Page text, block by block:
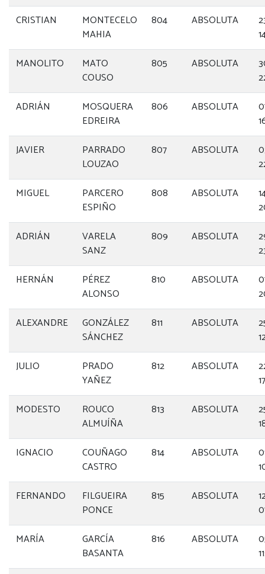
CRISTIAN
MONTECELO
MAHIA
804 ABSOLUTA
MANOLITO
MATO
COUSO
805 ABSOLUTA
ADRIÁN
MOSQUERA
EDREIRA
806 ABSOLUTA
JAVIER
PARRADO
LOUZAO
807 ABSOLUTA
MIGUEL
PARCERO
ESPIÑO
808 ABSOLUTA
ADRIÁN
VARELA
SANZ
809 ABSOLUTA
HERNÁN
PÉREZ
ALONSO
810 ABSOLUTA
ALEXANDRE
GONZÁLEZ
SÁNCHEZ
811 ABSOLUTA
JULIO
PRADO
YAÑEZ
812 ABSOLUTA
MODESTO
ROUCO
ALMUÍÑA
813 ABSOLUTA
IGNACIO
COUÑAGO
CASTRO
814 ABSOLUTA
FERNANDO
FILGUEIRA
PONCE
815 ABSOLUTA
MARÍA
GARCÍA
BASANTA
816 ABSOLUTA